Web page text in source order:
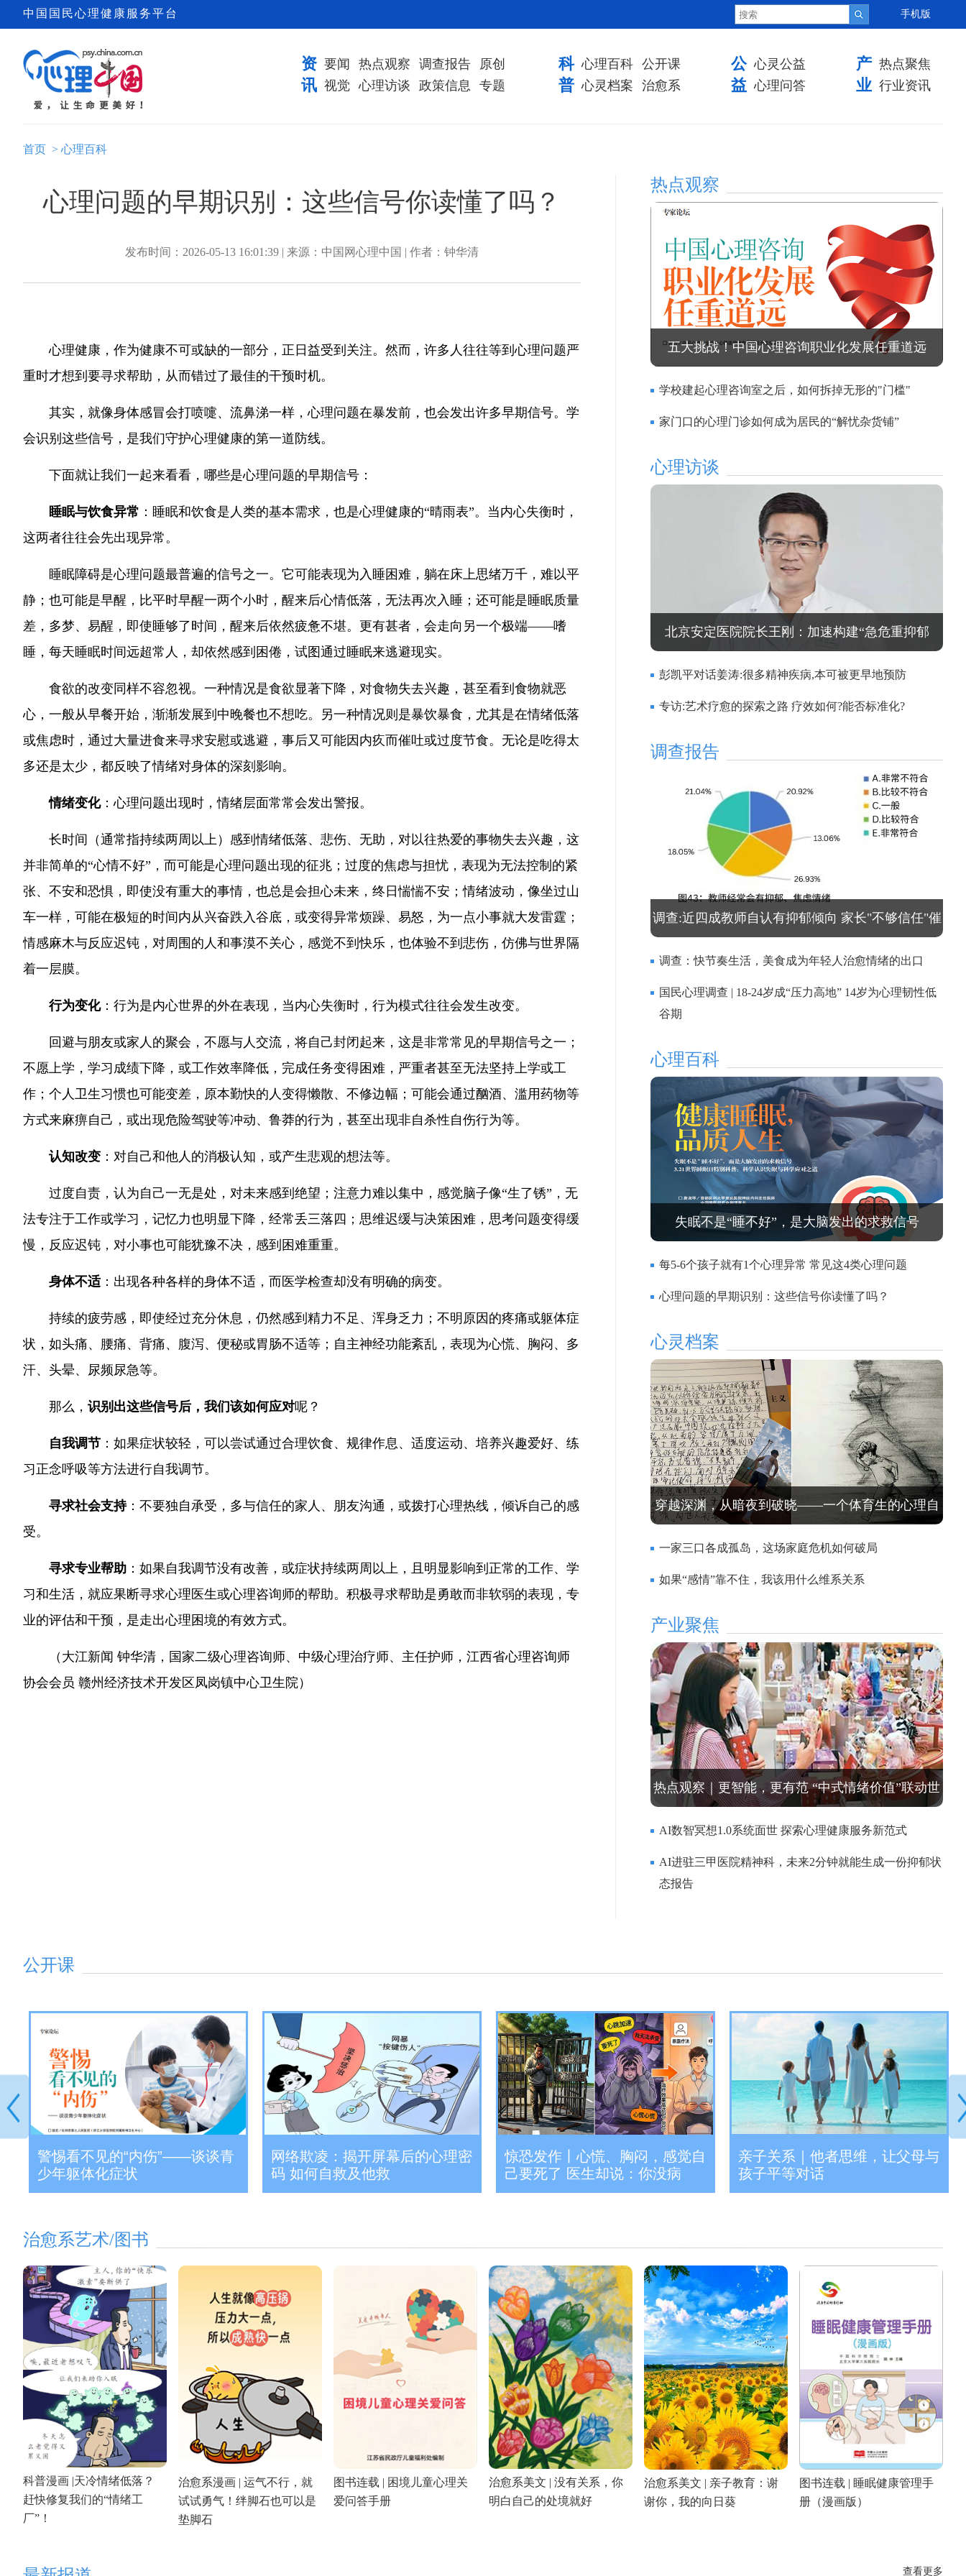
中国国民心理健康服务平台 手机版
资
讯
要闻 热点观察 调查报告
原创
视觉 心理访谈 政策信息 专题
科
普
心理百科 公开课
心灵档案
治愈系
公
益
心灵公益
心理问答
产
业
热点聚焦
行业资讯
首页 > 心理百科
心理问题的早期识别：这些信号你读懂了吗？
发布时间：2026-05-13 16:01:39 | 来源：中国网心理中国 | 作者：钟华清
心理健康，作为健康不可或缺的一部分，正日益受到关注。然而，许多人往往等到心理问题严
重时才想到要寻求帮助，从而错过了最佳的干预时机。
其实，就像身体感冒会打喷嚏、流鼻涕一样，心理问题在暴发前，也会发出许多早期信号。学
会识别这些信号，是我们守护心理健康的第一道防线。
下面就让我们一起来看看，哪些是心理问题的早期信号：
睡眠与饮食异常 ：睡眠和饮食是人类的基本需求，也是心理健康的“晴雨表”。当内心失衡时，
这两者往往会先出现异常。
睡眠障碍是心理问题最普遍的信号之一。它可能表现为入睡困难，躺在床上思绪万千，难以平
静；也可能是早醒，比平时早醒一两个小时，醒来后心情低落，无法再次入睡；还可能是睡眠质量
差，多梦、易醒，即使睡够了时间，醒来后依然疲惫不堪。更有甚者，会走向另一个极端——嗜
睡，每天睡眠时间远超常人，却依然感到困倦，试图通过睡眠来逃避现实。
食欲的改变同样不容忽视。一种情况是食欲显著下降，对食物失去兴趣，甚至看到食物就恶
心，一般从早餐开始，渐渐发展到中晚餐也不想吃。另一种情况则是暴饮暴食，尤其是在情绪低落
或焦虑时，通过大量进食来寻求安慰或逃避，事后又可能因内疚而催吐或过度节食。无论是吃得太
多还是太少，都反映了情绪对身体的深刻影响。
情绪变化：心理问题出现时，情绪层面常常会发出警报。
长时间（通常指持续两周以上）感到情绪低落、悲伤、无助，对以往热爱的事物失去兴趣，这
并非简单的“心情不好”，而可能是心理问题出现的征兆；过度的焦虑与担忧，表现为无法控制的紧
张、不安和恐惧，即使没有重大的事情，也总是会担心未来，终日惴惴不安；情绪波动，像坐过山
车一样，可能在极短的时间内从兴奋跌入谷底，或变得异常烦躁、易怒，为一点小事就大发雷霆；
情感麻木与反应迟钝，对周围的人和事漠不关心，感觉不到快乐，也体验不到悲伤，仿佛与世界隔
着一层膜。
行为变化：行为是内心世界的外在表现，当内心失衡时，行为模式往往会发生改变。
回避与朋友或家人的聚会，不愿与人交流，将自己封闭起来，这是非常常见的早期信号之一；
不愿上学，学习成绩下降，或工作效率降低，完成任务变得困难，严重者甚至无法坚持上学或工
作；个人卫生习惯也可能变差，原本勤快的人变得懒散、不修边幅；可能会通过酗酒、滥用药物等
方式来麻痹自己，或出现危险驾驶等冲动、鲁莽的行为，甚至出现非自杀性自伤行为等。
认知改变 ：对自己和他人的消极认知，或产生悲观的想法等。
过度自责，认为自己一无是处，对未来感到绝望；注意力难以集中，感觉脑子像“生了锈”，无
法专注于工作或学习，记忆力也明显下降，经常丢三落四；思维迟缓与决策困难，思考问题变得缓
慢，反应迟钝，对小事也可能犹豫不决，感到困难重重。
身体不适 ：出现各种各样的身体不适，而医学检查却没有明确的病变。
持续的疲劳感，即使经过充分休息，仍然感到精力不足、浑身乏力；不明原因的疼痛或躯体症
状，如头痛、腰痛、背痛、腹泻、便秘或胃肠不适等；自主神经功能紊乱，表现为心慌、胸闷、多
汗、头晕、尿频尿急等。
那么， 识别出这些信号后，我们该如何应对呢？
自我调节 ：如果症状较轻，可以尝试通过合理饮食、规律作息、适度运动、培养兴趣爱好、练
习正念呼吸等方法进行自我调节。
寻求社会支持：不要独自承受，多与信任的家人、朋友沟通，或拨打心理热线，倾诉自己的感
受。
寻求专业帮助 ：如果自我调节没有改善，或症状持续两周以上，且明显影响到正常的工作、学
习和生活，就应果断寻求心理医生或心理咨询师的帮助。积极寻求帮助是勇敢而非软弱的表现，专
业的评估和干预，是走出心理困境的有效方式。
（大江新闻 钟华清，国家二级心理咨询师、中级心理治疗师、主任护师，江西省心理咨询师
协会会员 赣州经济技术开发区凤岗镇中心卫生院）
热点观察
五大挑战！中国心理咨询职业化发展任重道远
学校建起心理咨询室之后，如何拆掉无形的"门槛"
家门口的心理门诊如何成为居民的“解忧杂货铺”
心理访谈
北京安定医院院长王刚：加速构建“急危重抑郁
症”快速干预体系
彭凯平对话姜涛:很多精神疾病,本可被更早地预防
专访:艺术疗愈的探索之路 疗效如何?能否标准化?
调查报告
调查:近四成教师自认有抑郁倾向 家长"不够信任"催
生职业焦虑
调查：快节奏生活，美食成为年轻人治愈情绪的出口
国民心理调查 | 18-24岁成“压力高地” 14岁为心理韧性低
谷期
心理百科
失眠不是“睡不好”，是大脑发出的求救信号
每5-6个孩子就有1个心理异常 常见这4类心理问题
心理问题的早期识别：这些信号你读懂了吗？
心灵档案
穿越深渊，从暗夜到破晓——一个体育生的心理自
救之路
一家三口各成孤岛，这场家庭危机如何破局
如果“感情”靠不住，我该用什么维系关系
产业聚焦
热点观察｜更智能，更有范 “中式情绪价值”联动世
界
AI数智冥想1.0系统面世 探索心理健康服务新范式
AI进驻三甲医院精神科，未来2分钟就能生成一份抑郁状
态报告
公开课
警惕看不见的“内伤”——谈谈青
少年躯体化症状
网络欺凌：揭开屏幕后的心理密
码 如何自救及他救
惊恐发作丨心慌、胸闷，感觉自
己要死了 医生却说：你没病
亲子关系｜他者思维，让父母与
孩子平等对话
治愈系艺术/图书
科普漫画 |天冷情绪低落？
赶快修复我们的“情绪工
厂”！
治愈系漫画 | 运气不行，就
试试勇气！绊脚石也可以是
垫脚石
图书连载 | 困境儿童心理关
爱问答手册
治愈系美文 | 没有关系，你
明白自己的处境就好
治愈系美文 | 亲子教育：谢
谢你，我的向日葵
图书连载 | 睡眠健康管理手
册（漫画版）
查看更多